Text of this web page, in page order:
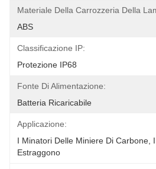
Materiale Della Carrozzeria Della
ABS
Classificazione IP:
Protezione IP68
Fonte Di Alimentazione:
Batteria Ricaricabile
Applicazione:
I Minatori Delle Miniere Di Carbone,
Estraggono